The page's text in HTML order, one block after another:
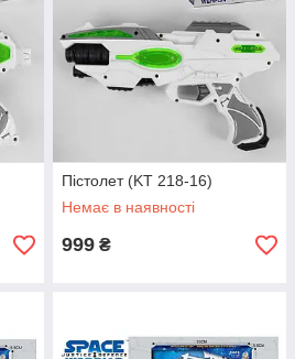
Пістолет (KT 218-16)
Немає в наявності
999 ₴